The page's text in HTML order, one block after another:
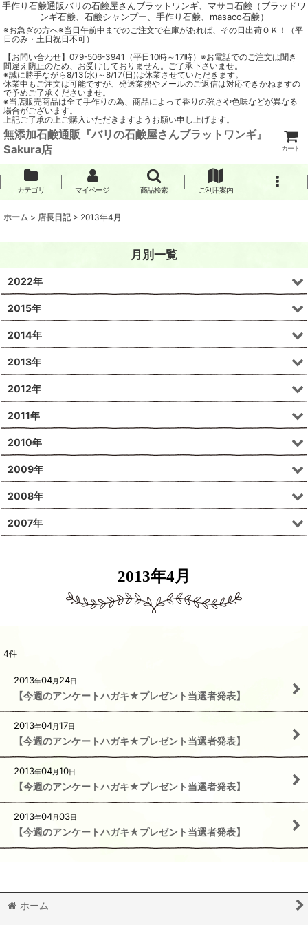
手作り石鹸通販バリの石鹸屋さんブラットワンギ、マサコ石鹸（ブラッドワ
ンギ石鹸、石鹸シャンプー、手作り石鹸、masaco石鹸）
※お急ぎの方へ※当日午前中までのご注文で在庫があれば、その日出荷ＯＫ！（平
日のみ・土日祝日不可）
【お問い合わせ】079-506-3941（平日10時～17時）※お電話でのご注文は聞き
間違え防止のため、お受けしておりません。ご了承下さいませ。
※誠に勝手ながら8/13(水)～8/17(日)は休業させていただきます。
休業中もご注文は可能ですが、発送業務やメールのご返信は対応できかねますの
で予めご了承くださいませ。
※当店販売商品は全て手作りの為、商品によって香りの強さや色味などが異なる
場合がございます。
上記ご了承の上ご購入いただきますようお願い申し上げます。
無添加石鹸通販『バリの石鹸屋さんブラットワンギ』
Sakura店
カート
カテゴリ マイページ 商品検索 ご利用案内
ホーム > 店長日記 > 2013年4月
2013年4月
4件
2013年04月 24日
【今週のアンケートハガキ★プレゼント当選者発表】
2013年04月17日
【今週のアンケートハガキ★プレゼント当選者発表】
2013年04月10日
【今週のアンケートハガキ★プレゼント当選者発表】
2013年04月03日
【今週のアンケートハガキ★プレゼント当選者発表】
月別一覧
2022年
2015年
2014年
2013年
2012年
2011年
2010年
2009年
2008年
2007年
ホーム